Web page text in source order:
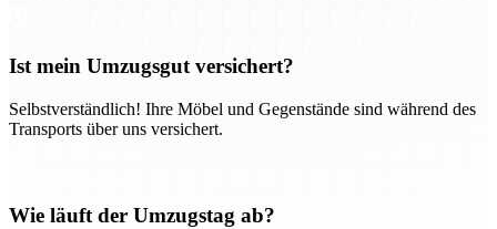
Ist mein Umzugsgut versichert?
Selbstverständlich! Ihre Möbel und Gegenstände sind während des
Transports über uns versichert.
Wie läuft der Umzugstag ab?